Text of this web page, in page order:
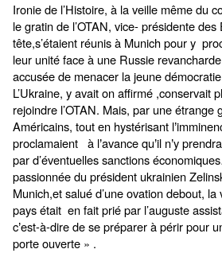
Ironie de l’Histoire, à la veille même du
le gratin de l’OTAN, vice- présidente
tête,s’étaient réunis à Munich pour y
leur unité face à une Russie
accusée de menacer la jeune
L’Ukraine, y avait on affirmé ,conservait
rejoindre l’OTAN. Mais, par une étrange
Américains, tout en hystérisant l’
proclamaient à l’avance qu’il n’y
par d’éventuelles sanctions
passionnée du président ukrainien
Munich,et salué d’une ovation debout,
pays était en fait prié par l’auguste
c’est-à-dire de se préparer à périr pour
porte ouverte » .